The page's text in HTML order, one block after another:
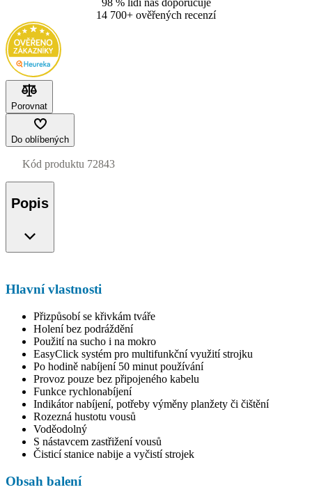
98 % lidí nás doporučuje
14 700+ ověřených recenzí
Porovnat
Do oblíbených
Kód produktu 72843
Popis
Hlavní vlastnosti
Přizpůsobí se křivkám tváře
Holení bez podráždění
Použití na sucho i na mokro
EasyClick systém pro multifunkční využití strojku
Po hodině nabíjení 50 minut používání
Provoz pouze bez připojeného kabelu
Funkce rychlonabíjení
Indikátor nabíjení, potřeby výměny planžety či čištění
Rozezná hustotu vousů
Voděodolný
S nástavcem zastřižení vousů
Čisticí stanice nabije a vyčistí strojek
Obsah balení